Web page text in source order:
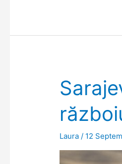
mijlocul
şi
peisaj
poveste
Laura / 12